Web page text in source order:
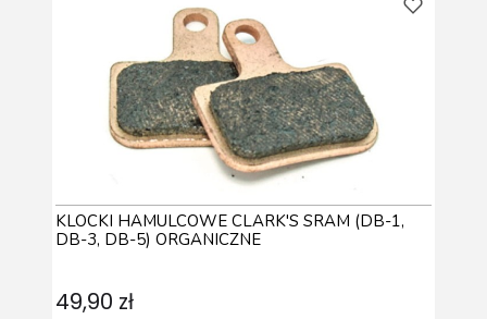
KLOCKI HAMULCOWE CLARK'S SRAM (DB-1,
DB-3, DB-5) ORGANICZNE
49,90 zł